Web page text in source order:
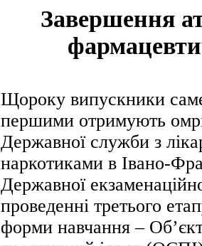
Завершення
Щороку випускники
першими отримують
Державної служби з
наркотиками в Івано-
Державної
проведенні третього
форми навчання –